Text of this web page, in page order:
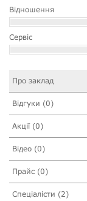
Відношення
Сервіс
Про заклад
Відгуки (0)
Акції (0)
Відео (0)
Прайс (0)
Спеціалісти (2)